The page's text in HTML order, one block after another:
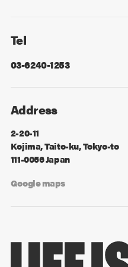
Tel
03-6240-1253
Address
2-20-11
Kojima, Taito-ku, Tokyo-to
111-0056 Japan
Google maps